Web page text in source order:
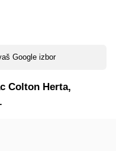
Google izbor
Colton Herta,